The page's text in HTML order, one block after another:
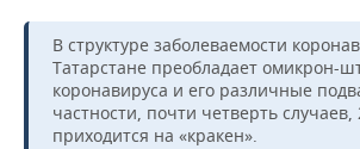
ОТКРЫТАЯ ЛЕКЦИЯ
БАСКЕТБОЛ
ВОЛЕЙБОЛ
ИНФРАСТРУКТУРА
ИСТОРИЯ
СПРАВОЧНИК
СПИСОК ПЕРСОН
ПОЛНАЯ ВЕРСИЯ
В структуре заболеваемости
Татарстане преобладает омикрон-
коронавируса и его различные
частности, почти четверть случаев,
приходится на «кракен».